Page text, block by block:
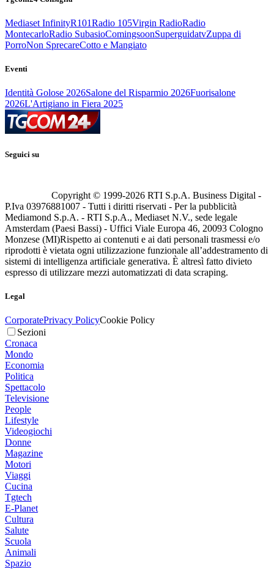
Mediaset InfinityR101Radio 105Virgin RadioRadio
MontecarloRadio SubasioComingsoonSuperguidatvZuppa di
PorroNon SprecareCotto e Mangiato
Eventi
Identità Golose 2026Salone del Risparmio 2026Fuorisalone
2026L'Artigiano in Fiera 2025
Seguici su
Copyright © 1999-2026 RTI S.p.A. Business Digital -
P.Iva 03976881007 - Tutti i diritti riservati - Per la pubblicità
Mediamond S.p.A. - RTI S.p.A., Mediaset N.V., sede legale
Amsterdam (Paesi Bassi) - Uffici Viale Europa 46, 20093 Cologno
Monzese (MI)Rispetto ai contenuti e ai dati personali trasmessi e/o
riprodotti è vietata ogni utilizzazione funzionale all’addestramento di
sistemi di intelligenza artificiale generativa. È altresì fatto divieto
espresso di utilizzare mezzi automatizzati di data scraping.
Legal
CorporatePrivacy PolicyCookie Policy
Sezioni
Cronaca
Mondo
Economia
Politica
Spettacolo
Televisione
People
Lifestyle
Videogiochi
Donne
Magazine
Motori
Viaggi
Cucina
Tgtech
E-Planet
Cultura
Salute
Scuola
Animali
Spazio